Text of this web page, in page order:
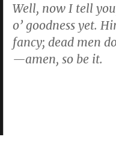
Well, now I tell
o’ goodness yet.
fancy; dead men
—amen, so be it.